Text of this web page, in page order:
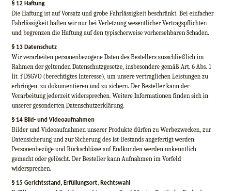
§ 12 Haftung
Die Haftung ist auf Vorsatz und grobe Fahrlässigkeit beschränkt. Bei einfacher
Fahrlässigkeit haften wir nur bei Verletzung wesentlicher Vertragspflichten
und begrenzen die Haftung auf den typischerweise vorhersehbaren Schaden.
§ 13 Datenschutz
Wir verarbeiten personenbezogene Daten des Bestellers ausschließlich im
Rahmen der geltenden Datenschutzgesetze, insbesondere gemäß Art. 6 Abs. 1
lit. f DSGVO (berechtigtes Interesse), um unsere vertraglichen Leistungen zu
erbringen, zu dokumentieren und zu sichern. Der Besteller kann der
Verarbeitung jederzeit widersprechen. Weitere Informationen finden sich in
unserer gesonderten Datenschutzerklärung.
§ 14 Bild- und Videoaufnahmen
Bilder und Videoaufnahmen unserer Produkte dürfen zu Werbezwecken, zur
Datensicherung und zur Sicherung des Ist-Bestands angefertigt werden.
Personenbezüge und Rückschlüsse auf Endkunden werden unkenntlich
gemacht oder gelöscht. Der Besteller kann Aufnahmen im Vorfeld
widersprechen.
§ 15 Gerichtsstand, Erfüllungsort, Rechtswahl